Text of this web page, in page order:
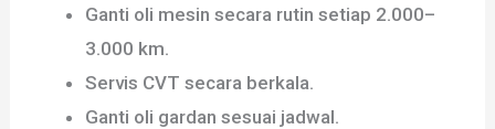
Ganti oli mesin secara rutin setiap 2.000–
3.000 km.
Servis CVT secara berkala.
Ganti oli gardan sesuai jadwal.